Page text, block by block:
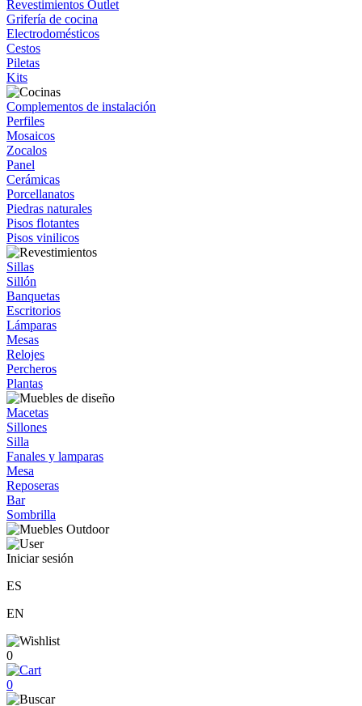
Revestimientos Outlet
Grifería de cocina
Electrodomésticos
Cestos
Piletas
Kits
Complementos de instalación
Perfiles
Mosaicos
Zocalos
Panel
Cerámicas
Porcellanatos
Piedras naturales
Pisos flotantes
Pisos vinilicos
Sillas
Sillón
Banquetas
Escritorios
Lámparas
Mesas
Relojes
Percheros
Plantas
Macetas
Sillones
Silla
Fanales y lamparas
Mesa
Reposeras
Bar
Sombrilla
Iniciar sesión
ES
EN
0
0